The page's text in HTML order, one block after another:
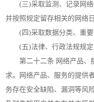
(三)采取监测、记录网络
并按照规定留存相关的网络
(四)采取数据分类、重要
(五)法律、行政法规规定
第二十二条 网络产品、
求。网络产品、服务的提供
务存在安全缺陷、漏洞等风